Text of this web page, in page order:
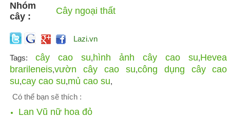
Nhóm
cây :
Cây ngoại thất
Lazi.vn
Tags:cây cao su,hình ảnh cây cao su,Hevea
brarileneis,vườn cây cao su,công dụng cây cao
su,cay cao su,mủ cao su,
Có thể bạn sẽ thích :
Lan Vũ nữ hoa đỏ